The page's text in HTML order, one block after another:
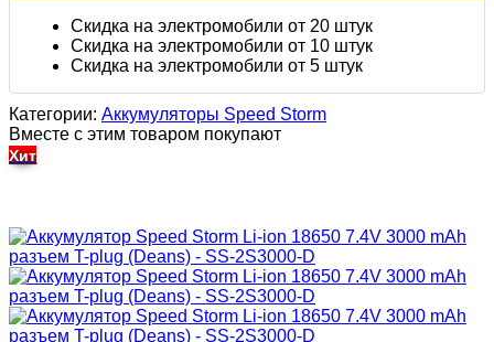
Скидка на электромобили от 20 штук
Скидка на электромобили от 10 штук
Скидка на электромобили от 5 штук
Категории: Аккумуляторы Speed Storm
Вместе с этим товаром покупают
Хит